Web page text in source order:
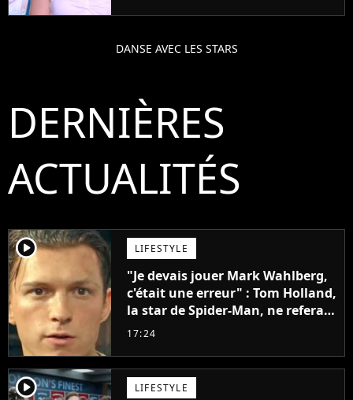
DANSE AVEC LES STARS
DERNIÈRES
ACTUALITÉS
player2 LIFESTYLE
"Je devais jouer Mark Wahlberg,
c'était une erreur" : Tom Holland,
la star de Spider-Man, ne referait
pas ce blockbuster
17:24
player2 LIFESTYLE